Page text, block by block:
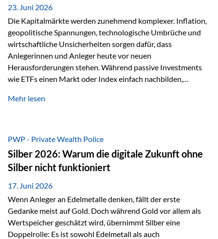
Der massive Aufwand hinter einem winzigen…
23. Juni 2026
Die Kapitalmärkte werden zunehmend komplexer. Inflation,
geopolitische Spannungen, technologische Umbrüche und
wirtschaftliche Unsicherheiten sorgen dafür, dass
Anlegerinnen und Anleger heute vor neuen
Herausforderungen stehen. Während passive Investments
wie ETFs einen Markt oder Index einfach nachbilden,
setzen auf die Expertise erfahrener Fondsmanager, die
Veränderungen geprägt ist, kann diese aktive
Herangehensweise einen entscheidenden Mehrwert bieten.
Was zeichnet aktive Fonds aus? Aktive Fonds verfolgen das
Ziel, nicht nur einen Markt abzubilden, sondern gezielt
Anlageentscheidungen zu treffen. Fondsmanager
analysieren Unternehmen,…
Mehr lesen
PWP - Private Wealth Police
Silber 2026: Warum die digitale Zukunft ohne
Silber nicht funktioniert
17. Juni 2026
Wenn Anleger an Edelmetalle denken, fällt der erste
Gedanke meist auf Gold. Doch während Gold vor allem als
Wertspeicher geschätzt wird, übernimmt Silber eine
Doppelrolle: Es ist sowohl Edelmetall als auch